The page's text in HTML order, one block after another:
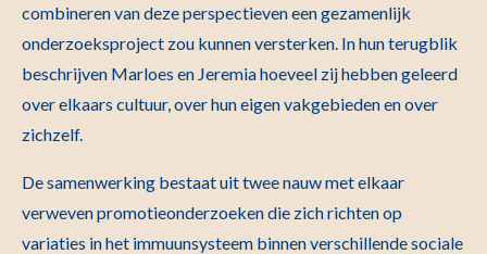
combineren van deze perspectieven een gezamenlijk
onderzoeksproject zou kunnen versterken. In hun terugblik
beschrijven Marloes en Jeremia hoeveel zij hebben geleerd
over elkaars cultuur, over hun eigen vakgebieden en over
zichzelf.
De samenwerking bestaat uit twee nauw met elkaar
verweven promotieonderzoeken die zich richten op
variaties in het immuunsysteem binnen verschillende sociale